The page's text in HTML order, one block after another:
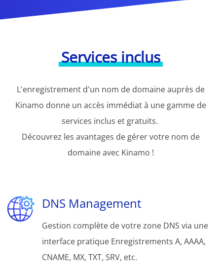
Services inclus
L'enregistrement d'un nom de domaine auprès de
Kinamo donne un accès immédiat à une gamme de
services inclus et gratuits.
Découvrez les avantages de gérer votre nom de
domaine avec Kinamo !
DNS Management
Gestion complète de votre zone DNS via une
interface pratique Enregistrements A, AAAA,
CNAME, MX, TXT, SRV, etc.